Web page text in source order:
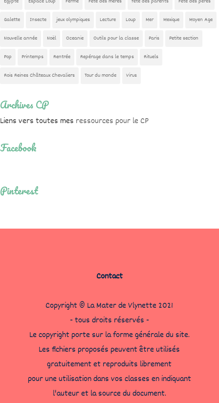
Galette Insecte jeux olympiques Lecture Loup Mer Mexique Moyen Age
Nouvelle année Noël Oceanie Outils pour la classe Paris Petite section
Pop Printemps Rentrée Repérage dans le temps Rituels
Rois Reines Châteaux Chevaliers Tour du monde Virus
Archives CP
Liens vers toutes mes ressources pour le CP
Facebook
Pinterest
Contact
Copyright © La Mater de Vlynette 2021
- tous droits réservés -
Le copyright porte sur la forme générale du site.
Les fichiers proposés peuvent être utilisés
gratuitement et reproduits librement
pour une utilisation dans vos classes en indiquant
l'auteur et la source du document.